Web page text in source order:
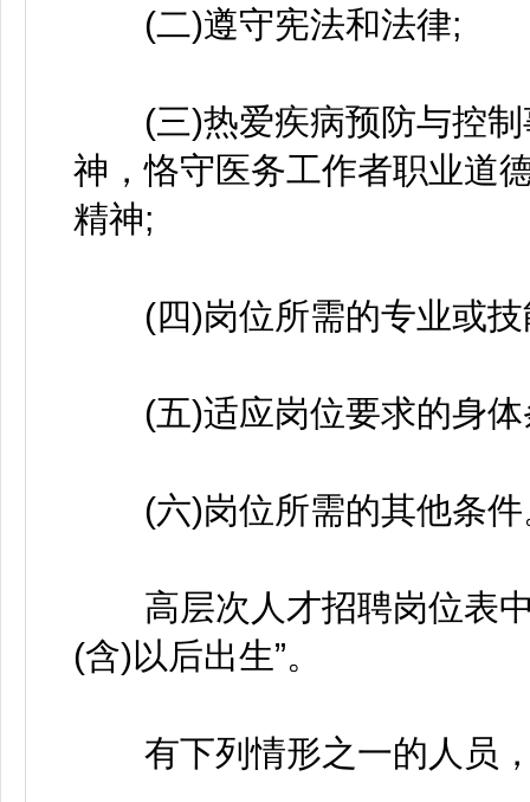
(二)遵守宪法和法律;
(三)热爱疾病预防与控制
神，恪守医务工作者职业道
精神;
(四)岗位所需的专业或技
(五)适应岗位要求的身体
(六)岗位所需的其他条件
高层次人才招聘岗位表中
(含)以后出生”。
有下列情形之一的人员